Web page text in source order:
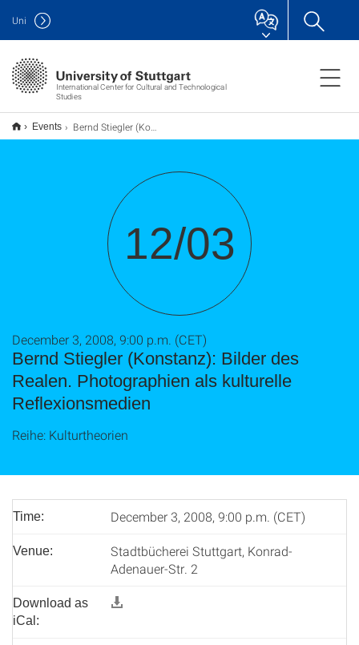
International Center for Cultural and Technological
Studies
Uni
Events Bernd Stiegler (Konstanz): Bilder des Realen. Photographien als kulturelle Reflexionsmedien
12/03
Bernd Stiegler (Konstanz): Bilder des
Realen. Photographien als kulturelle
Reflexionsmedien
December 3, 2008, 9:00 p.m. (CET)
Reihe: Kulturtheorien
Time: December 3, 2008, 9:00 p.m. (CET)
Venue:
Stadtbücherei Stuttgart, Konrad-
Adenauer-Str. 2
Download as
iCal: